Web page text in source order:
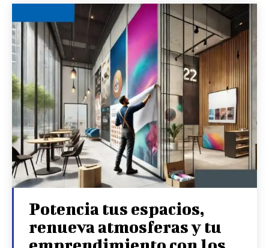
Potencia tus espacios,
renueva atmosferas y tu